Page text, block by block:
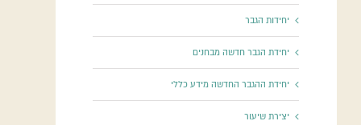
יחידות הגבר
יחידת הגבר חדשה מבחנים
יחידת ההגבר החדשה מידע כללי
יצירת שיעור